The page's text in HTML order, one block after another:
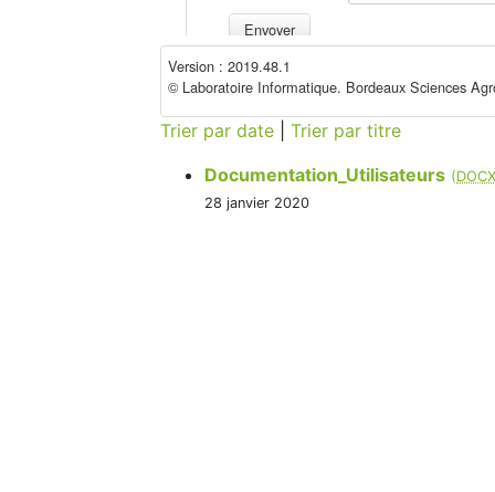
Trier par date
Trier par titre
Documentation_Utilisateurs (DOCX
28 janvier 2020